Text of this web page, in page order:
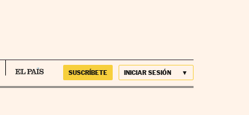
SUSCRÍBETE INICIAR SESIÓN